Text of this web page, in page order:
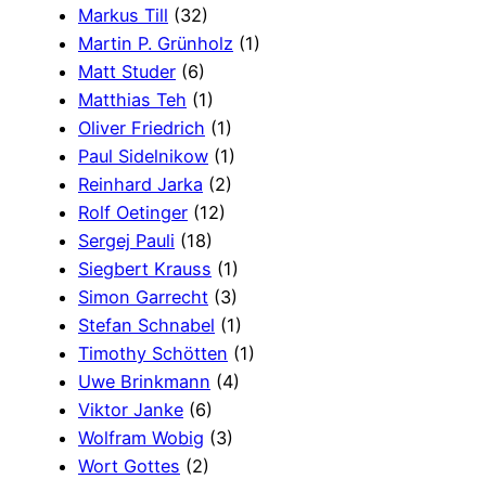
Markus Till (32)
Martin P. Grünholz (1)
Matt Studer (6)
Matthias Teh (1)
Oliver Friedrich (1)
Paul Sidelnikow (1)
Reinhard Jarka (2)
Rolf Oetinger (12)
Sergej Pauli (18)
Siegbert Krauss (1)
Simon Garrecht (3)
Stefan Schnabel (1)
Timothy Schötten (1)
Uwe Brinkmann (4)
Viktor Janke (6)
Wolfram Wobig (3)
Wort Gottes (2)